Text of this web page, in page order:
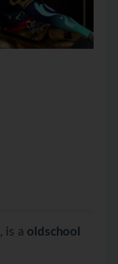
, is a oldschool